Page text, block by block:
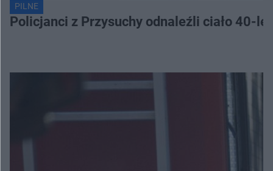
PILNE
Policjanci z Przysuchy odnaleźli ciało 40-